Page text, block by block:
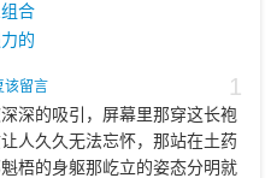
合
的
1
该留言
深的吸引，屏幕里那穿这长袍
人久久无法忘怀，那站在土药
梧的身躯那屹立的姿态分明就